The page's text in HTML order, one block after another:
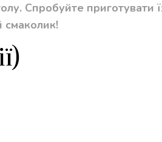
Спробуйте приготувати
смаколик!